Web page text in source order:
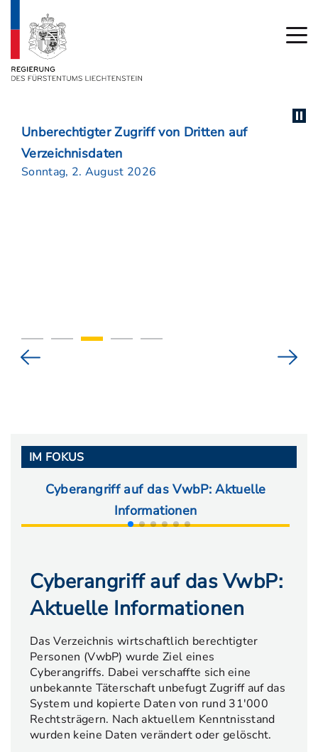
Unberechtigter Zugriff von Dritten auf
Verzeichnisdaten
Sonntag, 2. August 2026
IM FOKUS
Cyberangriff auf das VwbP: Aktuelle
Informationen
Cyberangriff auf das VwbP:
Aktuelle Informationen
Das Verzeichnis wirtschaftlich berechtigter
Personen (VwbP) wurde Ziel eines
Cyberangriffs. Dabei verschaffte sich eine
unbekannte Täterschaft unbefugt Zugriff auf das
System und kopierte Daten von rund 31'000
Rechtsträgern. Nach aktuellem Kenntnisstand
wurden keine Daten verändert oder gelöscht.